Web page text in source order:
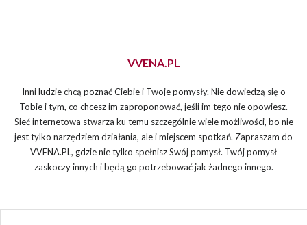
VVENA.PL
Inni ludzie chcą poznać Ciebie i Twoje pomysły. Nie dowiedzą się o
Tobie i tym, co chcesz im zaproponować, jeśli im tego nie opowiesz.
Sieć internetowa stwarza ku temu szczególnie wiele możliwości, bo nie
jest tylko narzędziem działania, ale i miejscem spotkań. Zapraszam do
VVENA.PL, gdzie nie tylko spełnisz Swój pomysł. Twój pomysł
zaskoczy innych i będą go potrzebować jak żadnego innego.